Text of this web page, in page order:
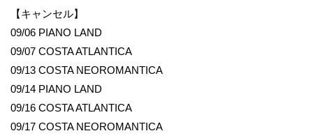
【キャンセル】
09/06 PIANO LAND
09/07 COSTA ATLANTICA
09/13 COSTA NEOROMANTICA
09/14 PIANO LAND
09/16 COSTA ATLANTICA
09/17 COSTA NEOROMANTICA